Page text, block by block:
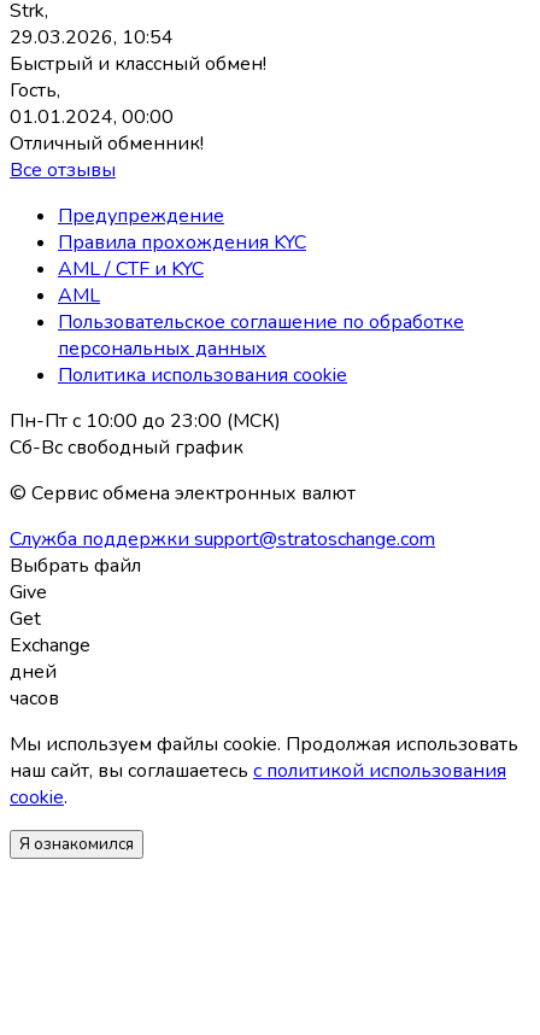
Strk,
29.03.2026, 10:54
Быстрый и классный обмен!
Гость,
01.01.2024, 00:00
Отличный обменник!
Все отзывы
Предупреждение
Правила прохождения KYC
AML / CTF и KYC
AML
Пользовательское соглашение по обработке
персональных данных
Политика использования coоkie
Пн-Пт с 10:00 до 23:00 (МСК)
Сб-Вс свободный график
© Сервис обмена электронных валют
Служба поддержки support@stratoschange.com
Выбрать файл
Give
Get
Exchange
дней
часов
Мы используем файлы coоkie. Продолжая использовать
наш сайт, вы соглашаетесь с политикой использования
coоkie.